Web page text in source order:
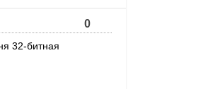
0
32-битная